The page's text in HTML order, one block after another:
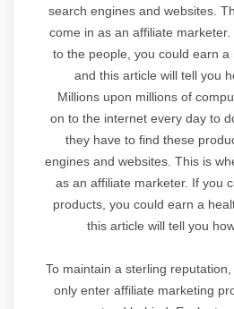
search engines and websites.
come in as an affiliate
to the people, you could earn a
and this article will tell you
Millions upon millions of
on to the internet every day to
they have to find these
engines and websites. This is
as an affiliate marketer. If you
products, you could earn a
this article will tell you
To maintain a sterling
only enter affiliate marketing